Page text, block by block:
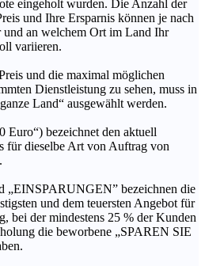
eingeholt wurden. Die Anzahl der
und Ihre Ersparnis können je nach
an welchem Ort im Land Ihr
variieren.
und die maximal möglichen
Dienstleistung zu sehen, muss in
Land“ ausgewählt werden.
Euro“) bezeichnet den aktuell
für dieselbe Art von Auftrag von
„EINSPARUNGEN” bezeichnen die
und dem teuersten Angebot für
bei der mindestens 25 % der Kunden
die beworbene „SPAREN SIE